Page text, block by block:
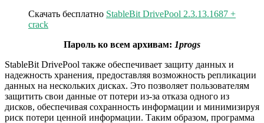
Скачать бесплатно StableBit DrivePool 2.3.13.1687 +
crack
Пароль ко всем архивам: 1progs
StableBit DrivePool также обеспечивает защиту данных и
надежность хранения, предоставляя возможность репликации
данных на нескольких дисках. Это позволяет пользователям
защитить свои данные от потери из-за отказа одного из
дисков, обеспечивая сохранность информации и минимизируя
риск потери ценной информации. Таким образом, программа